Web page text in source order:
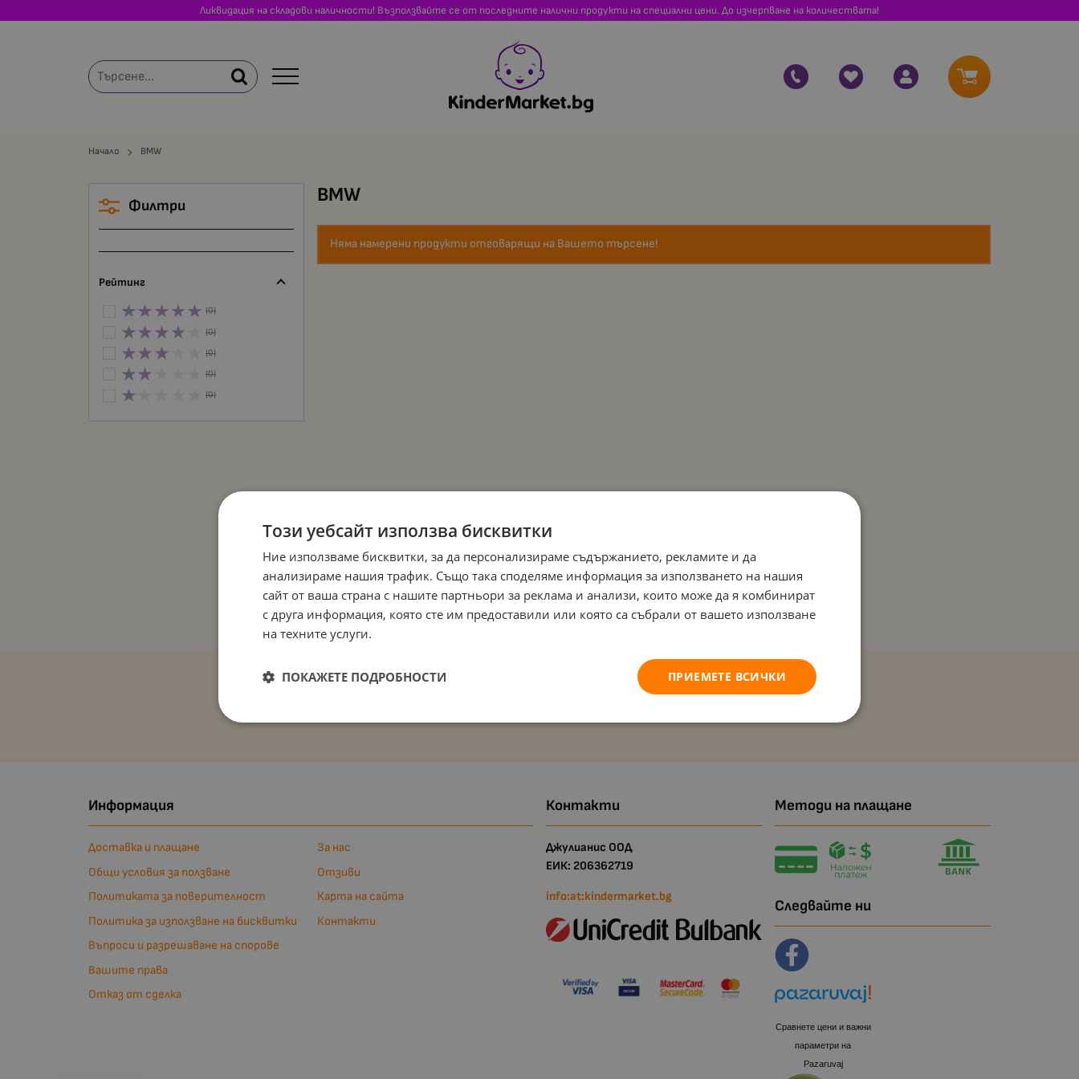
Ликвидация на складови наличности! Възползвайте се от последните налични продукти на специални цени. До изчерпване на количествата!
Начало BMW
BMW
Няма намерени продукти отговарящи на Вашето търсене!
Филтри
Рейтинг
(0)
(0)
(0)
(0)
(0)
Информация
Доставка и плащане
Общи условия за ползване
Политиката за поверителност
Политика за използване на бисквитки
Въпроси и разрешаване на спорове
Вашите права
Отказ от сделка
За нас
Отзиви
Карта на сайта
Контакти
Контакти
Джулианис ООД
ЕИК: 206362719
info:at:kindermarket.bg
Методи на плащане
Следвайте ни
Сравнете цени и важни
параметри на
Pazaruvaj
Този уебсайт използва бисквитки
Ние използваме бисквитки, за да персонализираме съдържанието, рекламите и да
анализираме нашия трафик. Също така споделяме информация за използването на нашия
сайт от ваша страна с нашите партньори за реклама и анализи, които може да я комбинират
с друга информация, която сте им предоставили или която са събрали от вашето използване
на техните услуги.
ПРИЕМЕТЕ ВСИЧКИ
ПОКАЖЕТЕ ПОДРОБНОСТИ